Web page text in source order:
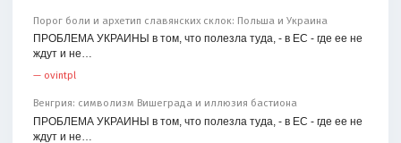
Порог боли и архетип славянских склок: Польша и Украина
ПРОБЛЕМА УКРАИНЫ в том, что полезла туда, - в ЕС - где ее не
ждут и не…
— ovintpl
Венгрия: символизм Вишеграда и иллюзия бастиона
ПРОБЛЕМА УКРАИНЫ в том, что полезла туда, - в ЕС - где ее не
ждут и не…